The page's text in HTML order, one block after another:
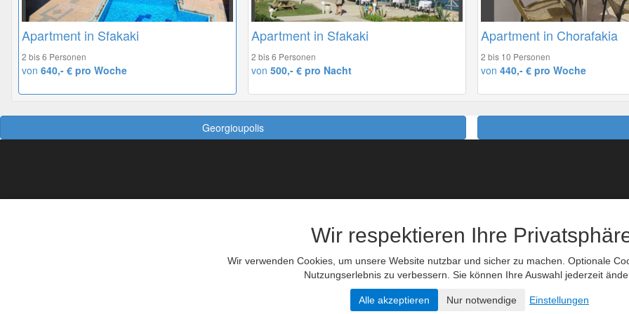
Wir respektieren Ihre
Wir verwenden Cookies, um unsere Website nutzbar und sicher zu machen. Optionale
Nutzungserlebnis zu verbessern. Sie können Ihre Auswahl jederzeit
Alle akzeptieren Nur notwendige Einstellungen
Apartment in Sfakaki
2 bis 6 Personen
von 640,- € pro Woche
Apartment in Sfakaki
2 bis 6 Personen
von 500,- € pro Nacht
Apartment in Chorafakia
2 bis 10 Personen
von 440,- € pro Woche
Georgioupolis
So geht das Buchen
Reiseversicherung
Flugbuchung
Autovermietung
Messen
Reisetips
Links